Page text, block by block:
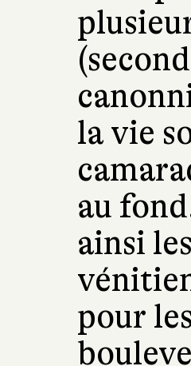
la vie
au
ainsi
pour